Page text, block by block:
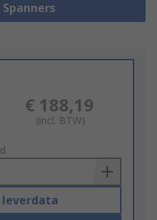
€ 188,19
(incl. BTW)